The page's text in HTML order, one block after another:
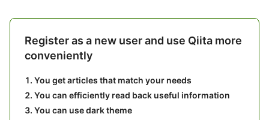
Register as a new user and use Qiita more
conveniently
You get articles that match your needs
You can efficiently read back useful information
You can use dark theme